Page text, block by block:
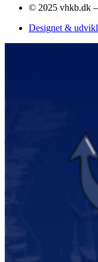
© 2025 vhkb.dk –
Designet &